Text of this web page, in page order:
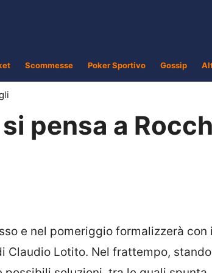
Scommesse Poker Sportivo Gossip
pensa a
e nel pomeriggio formalizzerà con i
Claudio Lotito. Nel frattempo,